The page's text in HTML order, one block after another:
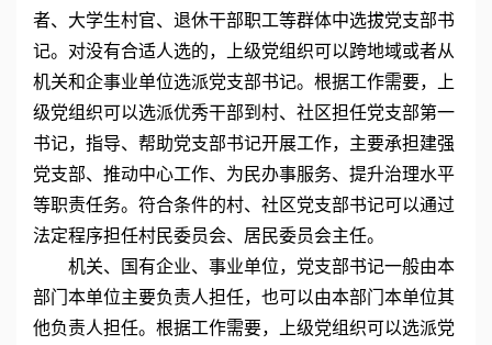
者、大学生村官、退休干部职工等群体中选拔党支部书
记。对没有合适人选的，上级党组织可以跨地域或者从
机关和企事业单位选派党支部书记。根据工作需要，上
级党组织可以选派优秀干部到村、社区担任党支部第一
书记，指导、帮助党支部书记开展工作，主要承担建强
党支部、推动中心工作、为民办事服务、提升治理水平
等职责任务。符合条件的村、社区党支部书记可以通过
法定程序担任村民委员会、居民委员会主任。
机关、国有企业、事业单位，党支部书记一般由本
部门本单位主要负责人担任，也可以由本部门本单位其
他负责人担任。根据工作需要，上级党组织可以选派党